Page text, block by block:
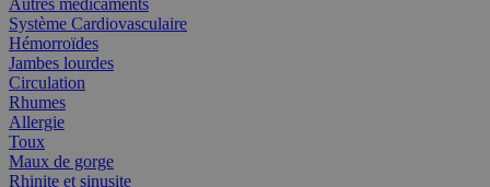
Autres médicaments
Système Cardiovasculaire
Hémorroïdes
Jambes lourdes
Circulation
Rhumes
Allergie
Toux
Maux de gorge
Rhinite et sinusite